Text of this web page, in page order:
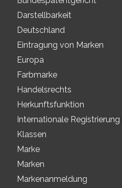
Darstellbarkeit
Deutschland
Eintragung von Marken
Europa
Farbmarke
Handelsrechts
Herkunftsfunktion
Internationale Registrierung
Klassen
Marke
Marken
Markenanmeldung